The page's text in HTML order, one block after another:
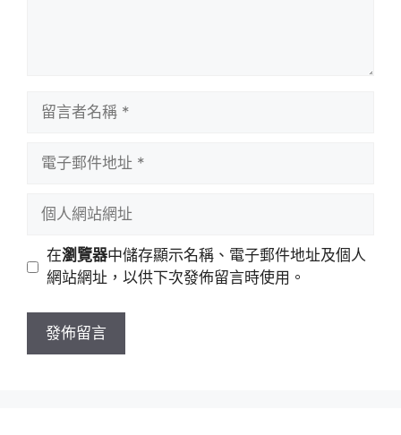
址
站
址
在瀏覽器中儲存顯示名稱、電子郵件地址及個人
網站網址，以供下次發佈留言時使用。